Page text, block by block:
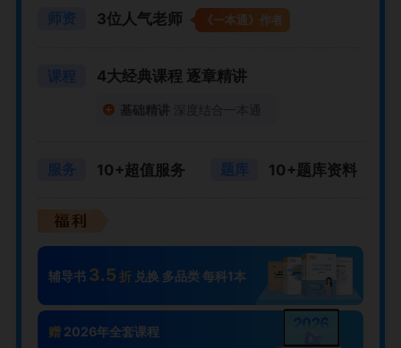
3位人气老师 《一本通》作者
4大经典课程 逐章精讲
基础精讲 深度结合一本通
10+超值服务 10+题库资料
辅导书 3.5 折 兑换 多品类 每科1本
赠 2026年全套课程